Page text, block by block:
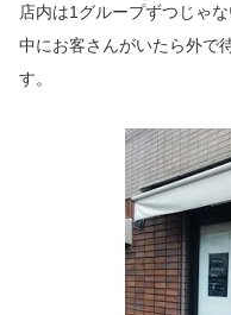
店内は1グループずつじゃな
中にお客さんがいたら外で
す。